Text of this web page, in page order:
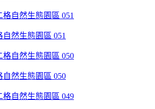
然生態園區 051
然生態園區 050